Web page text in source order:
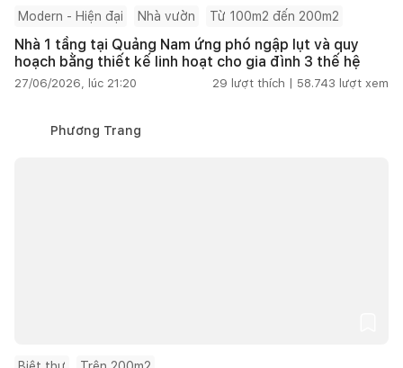
Modern - Hiện đại Nhà vườn Từ 100m2 đến 200m2
Nhà 1 tầng tại Quảng Nam ứng phó ngập lụt và quy
hoạch bằng thiết kế linh hoạt cho gia đình 3 thế hệ
27/06/2026, lúc 21:20 29 lượt thích | 58.743 lượt xem
Phương Trang